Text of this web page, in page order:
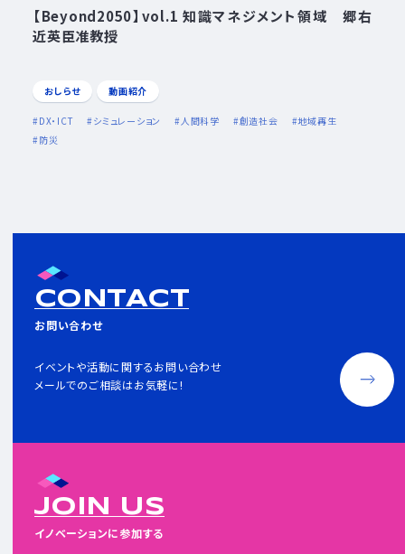
【Beyond2050】vol.1 知識マネジメント領域 郷右
近英臣准教授
おしらせ 動画紹介
DX・ICT シミュレーション 人間科学 創造社会
地域再生
防災
CONTACT
お問い合わせ
イベントや活動に関するお問い合わせ
メールでのご相談はお気軽に!
JOIN US
イノベーションに参加する